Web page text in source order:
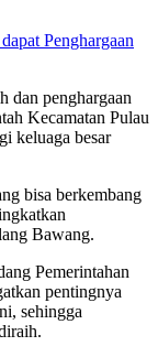
Penghargaan
dan penghargaan
Kecamatan Pulau
keluaga besar
bisa berkembang
Bawang.
Pemerintahan
pentingnya
sehingga